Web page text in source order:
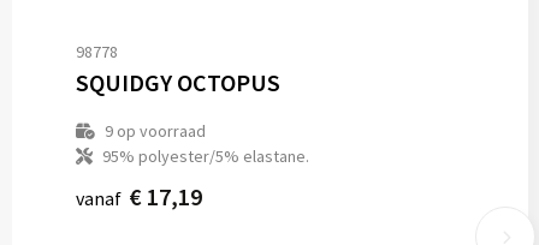
98778
SQUIDGY OCTOPUS
9op voorraad
95% polyester/5% elastane.
vanaf € 17,19